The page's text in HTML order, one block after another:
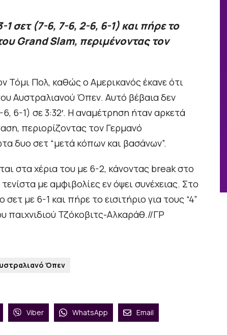
σετ (7-6, 7-6, 2-6, 6-1) και πήρε το
Grand Slam, περιμένοντας τον
Τόμι Πολ, καθώς ο Αμερικανός έκανε ότι
Αυστραλιανού Όπεν. Αυτό βέβαια δεν
6-1) σε 3:32′. Η αναμέτρηση ήταν αρκετά
περιορίζοντας τον Γερμανό
δυο σετ “μετά κόπων και βασάνων”.
στα χέρια του με 6-2, κάνοντας break στο
με αμφιβολίες εν όψει συνέχειας. Στο
με 6-1 και πήρε το εισιτήριο για τους “4”
παιχνιδιού Τζόκοβιτς-Αλκαράθ.//ΓΡ
Όπεν
Viber WhatsApp Email